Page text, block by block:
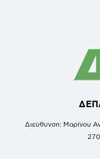
Διεύθυνση: Μαρίνου